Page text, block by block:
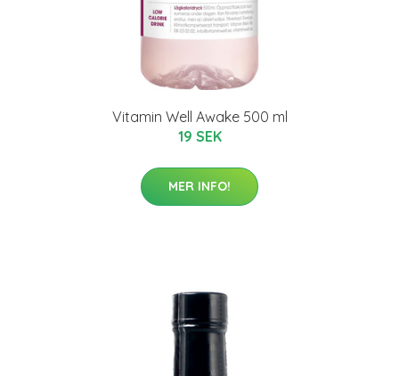
Vitamin Well Awake 500 ml
19 SEK
MER INFO!